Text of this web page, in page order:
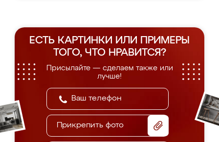
ЕСТЬ КАРТИНКИ ИЛИ ПРИМЕРЫ
ТОГО, ЧТО НРАВИТСЯ?
Присылайте — сделаем также или
лучше!
Прикрепить фото